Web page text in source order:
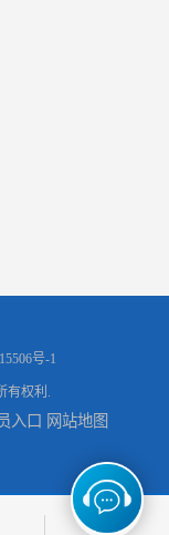
号-1
有权利.
入口 网站地图